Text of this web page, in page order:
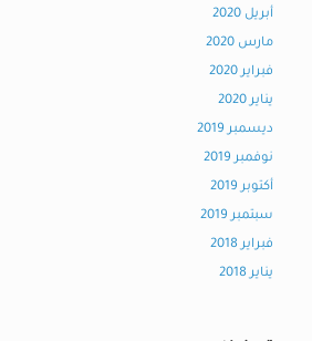
أبريل 2020
مارس 2020
فبراير 2020
يناير 2020
ديسمبر 2019
نوفمبر 2019
أكتوبر 2019
سبتمبر 2019
فبراير 2018
يناير 2018